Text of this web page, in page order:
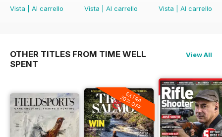
Vista
Al carrello
Vista
Al carrello
Vista
Al carrello
OTHER TITLES FROM TIME WELL
SPENT
View All
EXTRA
20% OFF